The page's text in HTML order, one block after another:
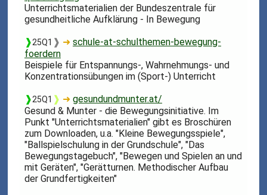
Unterrichtsmaterialien der Bundeszentrale für
gesundheitliche Aufklärung - In Bewegung
❱25Q1 ❱ ➜schule-at-schulthemen-bewegung-
foerdern
Beispiele für Entspannungs-, Wahrnehmungs- und
Konzentrationsübungen im (Sport-) Unterricht
❱25Q1 ❱ ➜gesundundmunter.at/
Gesund & Munter - die Bewegungsinitiative. Im
Punkt "Unterrichtsmaterialien" gibt es Broschüren
zum Downloaden, u.a. "Kleine Bewegungsspiele",
"Ballspielschulung in der Grundschule", "Das
Bewegungstagebuch", "Bewegen und Spielen an und
mit Geräten", "Gerätturnen. Methodischer Aufbau
der Grundfertigkeiten"